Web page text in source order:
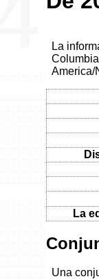
La
America/
La
Una